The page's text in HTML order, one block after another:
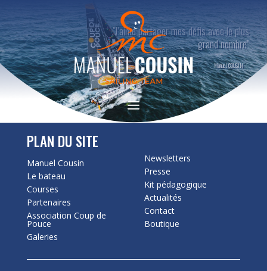
"J’aime partager mes défis avec le plus
grand nombre"
Manuel COUSIN
PLAN DU SITE
Manuel Cousin
Le bateau
Courses
Partenaires
Association Coup de
Pouce
Galeries
Newsletters
Presse
Kit pédagogique
Actualités
Contact
Boutique